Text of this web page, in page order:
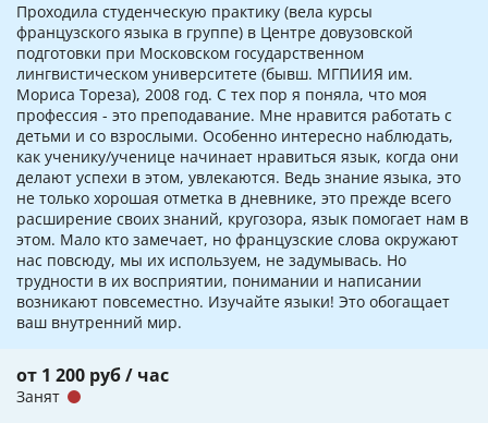
Проходила студенческую практику (вела курсы
французского языка в группе) в Центре довузовской
подготовки при Московском государственном
лингвистическом университете (бывш. МГПИИЯ им.
Мориса Тореза), 2008 год. С тех пор я поняла, что моя
профессия - это преподавание. Мне нравится работать с
детьми и со взрослыми. Особенно интересно наблюдать,
как ученику/ученице начинает нравиться язык, когда они
делают успехи в этом, увлекаются. Ведь знание языка, это
не только хорошая отметка в дневнике, это прежде всего
расширение своих знаний, кругозора, язык помогает нам в
этом. Мало кто замечает, но французские слова окружают
нас повсюду, мы их используем, не задумывась. Но
трудности в их восприятии, понимании и написании
возникают повсеместно. Изучайте языки! Это обогащает
ваш внутренний мир.
от 1 200 руб / час
Занят